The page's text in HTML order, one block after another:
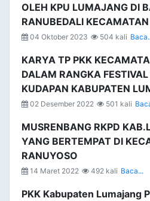
OLEH KPU LUMAJANG DI
RANUBEDALI
04 Oktober 2023 504 kali
KARYA TP PKK
DALAM RANGKA
KUDAPAN KABUPATEN
02 Desember 2022 501 kali
MUSRENBANG RKPD
YANG BERTEMPAT DI
RANUYOSO
14 Maret 2022 492 kali Baca...
PKK Kabupaten Lumajang